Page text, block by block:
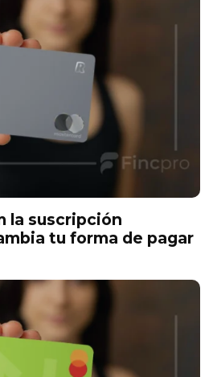
la suscripción
tu forma de pagar